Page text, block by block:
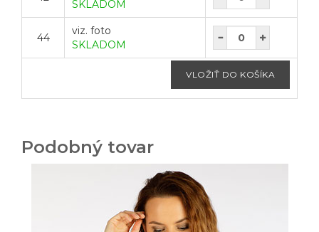
SKLADOM
44
viz. foto
SKLADOM
Podobný tovar